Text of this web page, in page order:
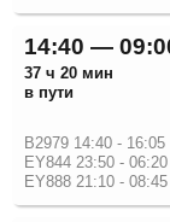
14:40 —
37 ч 20 мин
в пути
B2979 14:40 - 16:05
EY844 23:50 - 06:20
EY888 21:10 - 08:45